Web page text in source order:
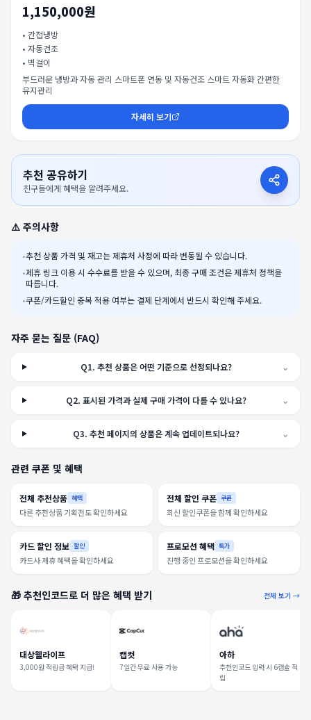
1,150,000원
• 간접냉방
• 자동건조
• 벽걸이
부드러운 냉방과 자동 관리 스마트폰 연동 및 자동건조 스마트 자동화 간편한
유지관리
자세히 보기
추천 공유하기
친구들에게 혜택을 알려주세요.
⚠️ 주의사항
•추천 상품 가격 및 재고는 제휴처 사정에 따라 변동될 수 있습니다.
•제휴 링크 이용 시 수수료를 받을 수 있으며, 최종 구매 조건은 제휴처 정책을
따릅니다.
•쿠폰/카드할인 중복 적용 여부는 결제 단계에서 반드시 확인해 주세요.
자주 묻는 질문 (FAQ)
Q1.추천 상품은 어떤 기준으로 선정되나요? ⌄
Q2.표시된 가격과 실제 구매 가격이 다를 수 있나요? ⌄
Q3.추천 페이지의 상품은 계속 업데이트되나요? ⌄
관련 쿠폰 및 혜택
전체 추천상품 혜택
다른 추천상품 기획전도 확인하세요
전체 할인 쿠폰 쿠폰
최신 할인쿠폰을 함께 확인하세요
카드 할인 정보 할인
카드사 제휴 혜택을 확인하세요
프로모션 혜택 특가
진행 중인 프로모션을 확인하세요
🎁 추천인코드로 더 많은 혜택 받기 전체 보기 →
대상웰라이프
3,000원 적립금 혜택 지급!
캡컷
7일간 무료 사용 가능
아하
추천인코드 입력 시 6캡슐 적
립